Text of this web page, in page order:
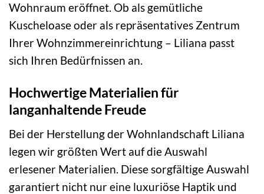
Wohnraum eröffnet. Ob als gemütliche
Kuscheloase oder als repräsentatives Zentrum
Ihrer Wohnzimmereinrichtung – Liliana passt
sich Ihren Bedürfnissen an.
Hochwertige Materialien für
langanhaltende Freude
Bei der Herstellung der Wohnlandschaft Liliana
legen wir größten Wert auf die Auswahl
erlesener Materialien. Diese sorgfältige Auswahl
garantiert nicht nur eine luxuriöse Haptik und